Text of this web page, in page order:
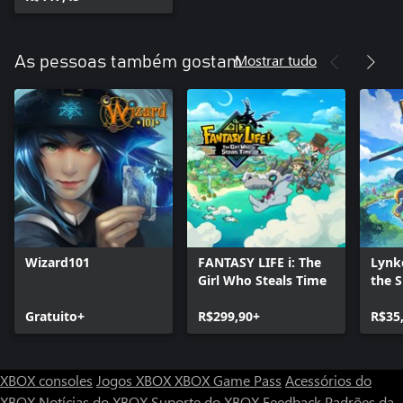
As pessoas também gostamMostrar tudo
Wizard101
Gratuito+
FANTASY LIFE i: The
Girl Who Steals Time
R$299,90+
the
XBOX consoles Jogos XBOXXBOX Game Pass Acessórios do